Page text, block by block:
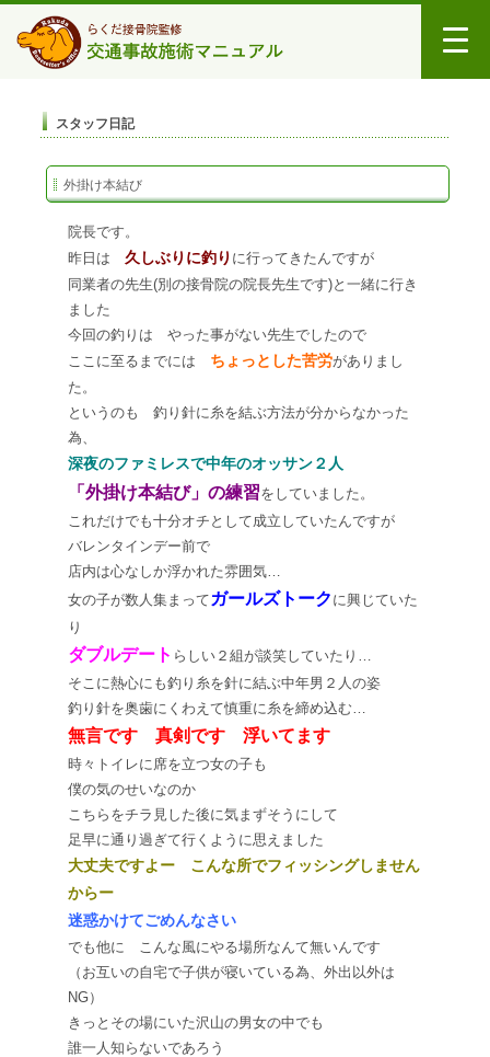
スタッフ日記
外掛け本結び
院長です。
昨日は 久しぶりに釣り に行ってきたんですが
同業者の先生(別の接骨院の院長先生です)と一緒に行き
ました
今回の釣りは やった事がない先生でしたので
ここに至るまでには ちょっとした苦労がありまし
た。
というのも 釣り針に糸を結ぶ方法が分からなかった
為、
深夜のファミレスで中年のオッサン２人
「外掛け本結び」の練習をしていました。
これだけでも十分オチとして成立していたんですが
バレンタインデー前で
店内は心なしか浮かれた雰囲気…
女の子が数人集まって ガールズトーク に興じていた
り
ダブルデート らしい２組が談笑していたり…
そこに熱心にも釣り糸を針に結ぶ中年男２人の姿
釣り針を奥歯にくわえて慎重に糸を締め込む…
無言です 真剣です 浮いてます
時々トイレに席を立つ女の子も
僕の気のせいなのか
こちらをチラ見した後に気まずそうにして
足早に通り過ぎて行くように思えました
大丈夫ですよー こんな所でフィッシングしません
からー
迷惑かけてごめんなさい
でも他に こんな風にやる場所なんて無いんです
（お互いの自宅で子供が寝いている為、外出以外は
NG）
きっとその場にいた沢山の男女の中でも
誰一人知らないであろう